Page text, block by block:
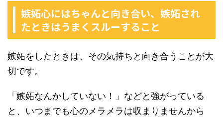
嫉妬心にはちゃんと向き合い、嫉妬され
たときはうまくスルーすること
嫉妬をしたときは、その気持ちと向き合うことが大
切です。
「嫉妬なんかしていない！」などと強がっている
と、いつまでも心のメラメラは収まりませんから